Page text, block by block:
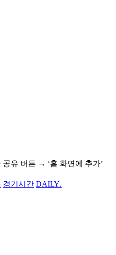
공유 버튼 → ‘홈 화면에 추가’
경기시간 DAILY.